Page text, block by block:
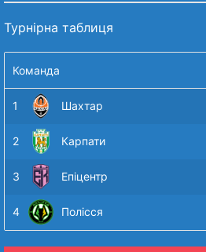
Турнірна таблиця
Команда
1 Шахтар
2 Карпати
3 Епіцентр
4 Полісся